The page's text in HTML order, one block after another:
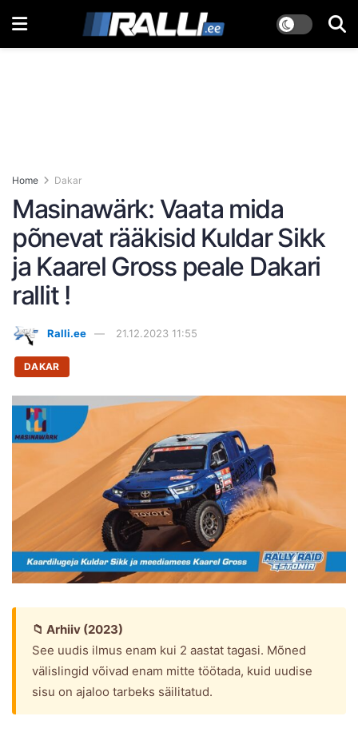
Home Dakar
Masinawärk: Vaata mida
põnevat rääkisid Kuldar Sikk
ja Kaarel Gross peale Dakari
rallit !
Ralli.ee 21.12.2023 11:55
DAKAR
📁 Arhiiv (2023)
See uudis ilmus enam kui 2 aastat tagasi. Mõned
välislingid võivad enam mitte töötada, kuid uudise
sisu on ajaloo tarbeks säilitatud.